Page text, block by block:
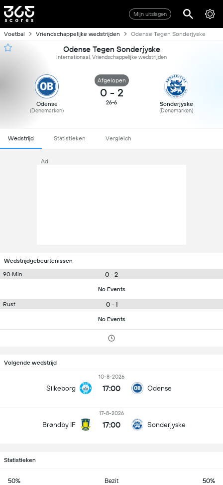
Mijn uitslagen
Voetbal Vriendschappelijke wedstrijden Odense Tegen Sonderjyske
Odense Tegen Sonderjyske
Internationaal, Vriendschappelijke wedstrijden
Odense
(Denemarken)
Afgelopen
0 - 2
26-6 Sonderjyske
(Denemarken)
Wedstrijd Statistieken Vergleich
Ad
Wedstrijdgebeurtenissen
90 Min.
0 - 2
No Events
Rust 0 - 1
No Events
Volgende wedstrijd
Silkeborg
10-8-2026
17:00 Odense
Brøndby IF
17-8-2026
17:00 Sonderjyske
Statistieken
50% Bezit 50%